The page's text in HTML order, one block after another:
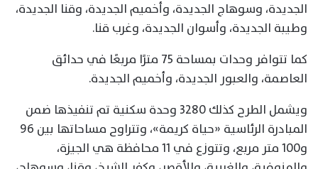
الجديدة، وسوهاج الجديدة، وأخميم الجديدة، وقنا الجديدة،
وطيبة الجديدة، وأسوان الجديدة، وغرب قنا.
كما تتوافر وحدات بمساحة 75 مترًا مربعًا في حدائق
العاصمة، والعبور الجديدة، وأخميم الجديدة.
ويشمل الطرح كذلك 3280 وحدة سكنية تم تنفيذها ضمن
المبادرة الرئاسية «حياة كريمة»، وتتراوح مساحاتها بين 96
و100 متر مربع، وتتوزع في 11 محافظة هي الجيزة،